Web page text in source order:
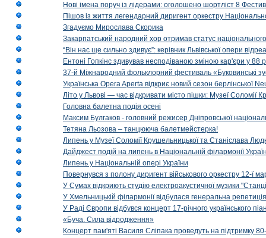
Нові імена поруч із лідерами: оголошено шортліст 8
Пішов із життя легендарний диригент оркестру
Згадуємо Мирослава Скорика
Закарпатський народний хор отримав статус національного
“Він нас ще сильно здивує”: керівник Львівської опери
Ентоні Гопкінс здивував несподіваною зміною кар'єри у 88
37-й Міжнародний фольклорний фестиваль «Буковинські
Українська Opera Aperta відкриє новий сезон берлінської
Літо у Львові — час відкривати місто пішки: Музеї Соломії
Головна балетна подія осені
Максим Булгаков - головний режисер Дніпровської
Тетяна Льозова – танцююча балетмейстерка!
Липень у Музеї Соломії Крушельницької та Станіслава
Дайджест подій на липень в Національній філармонії
Липень у Національній опері України
Повернувся з полону диригент військового оркестру 12-ї
У Сумах відкриють студію електроакустичної музики
У Хмельницькій філармонії відбулася генеральна
У Раді Європи відбувся концерт 17-річного українського
«Буча. Сила відродження»
Концерт пам'яті Василя Сліпака проведуть на підтримку